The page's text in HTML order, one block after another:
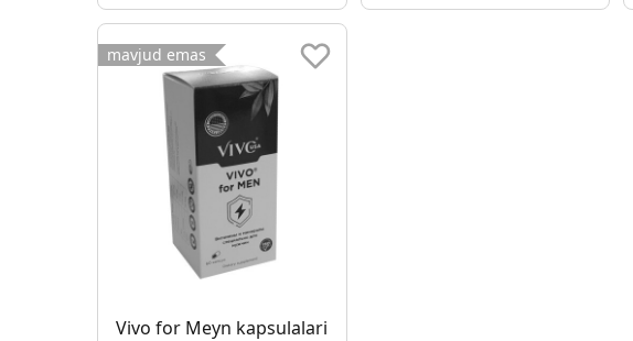
mavjud emas
Vivo for Meyn kapsulalari